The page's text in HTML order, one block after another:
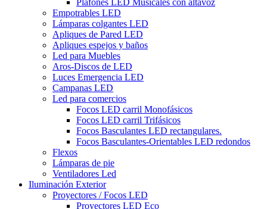
Empotrables LED
Lámparas colgantes LED
Apliques de Pared LED
Apliques espejos y baños
Led para Muebles
Aros-Discos de LED
Luces Emergencia LED
Campanas LED
Led para comercios
Focos LED carril Monofásicos
Focos LED carril Trifásicos
Focos Basculantes LED rectangulares.
Focos Basculantes-Orientables LED redondos
Flexos
Lámparas de pie
Ventiladores Led
Iluminación Exterior
Proyectores / Focos LED
Proyectores LED Eco